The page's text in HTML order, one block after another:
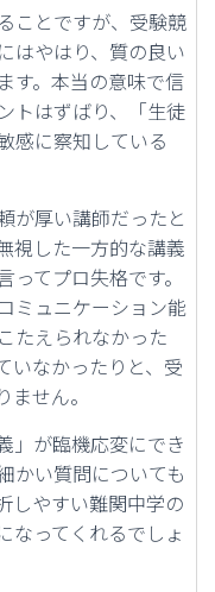
ことですが、受験競
はやはり、質の良い
す。本当の意味で信
トはずばり、「生徒
感に察知している
が厚い講師だったと
視した一方的な講義
てプロ失格です。
ミュニケーション能
たえられなかった
いなかったりと、受
せん。
」が臨機応変にでき
かい質問についても
しやすい難関中学の
なってくれるでしょ